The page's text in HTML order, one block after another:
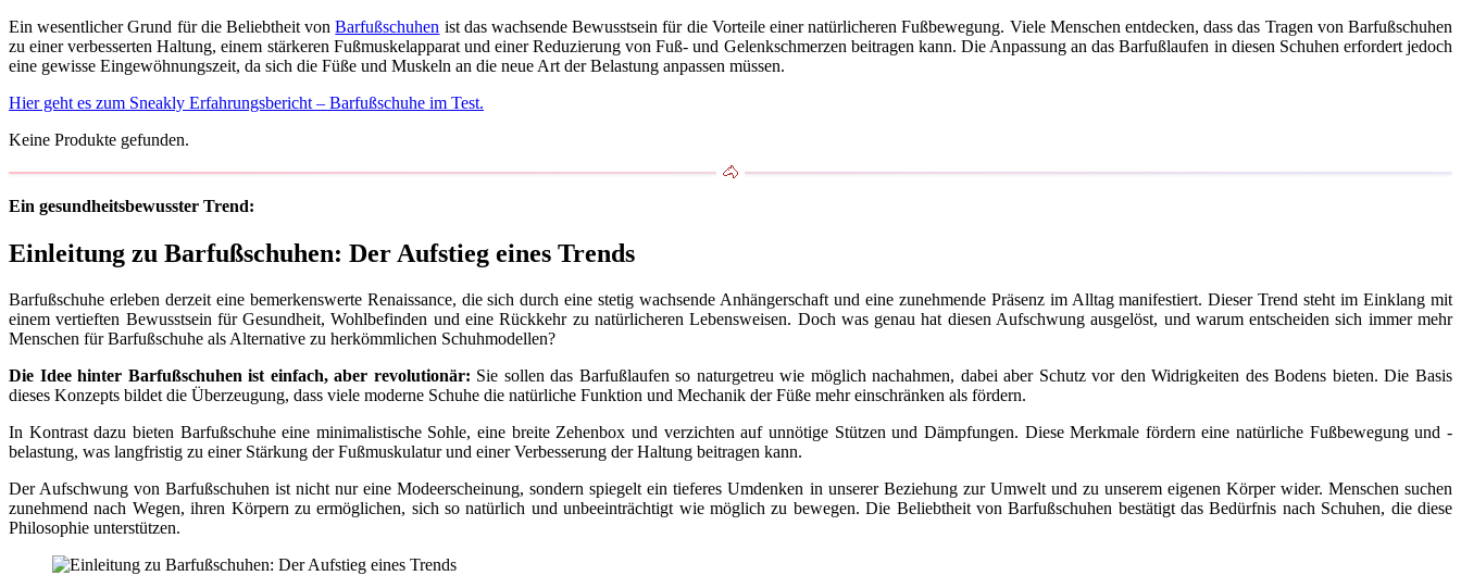
Ein wesentlicher Grund für die Beliebtheit vonBarfußschuhen ist das wachsende Bewusstsein für die Vorteile einer natürlicheren Fußbewegung. Viele Menschen entdecken, dass das Tragen von Barfußschuhen
zu einer verbesserten Haltung, einem stärkeren Fußmuskelapparat und einer Reduzierung von Fuß- und Gelenkschmerzen beitragen kann. Die Anpassung an das Barfußlaufen in diesen Schuhen erfordert jedoch
eine gewisse Eingewöhnungszeit, da sich die Füße und Muskeln an die neue Art der Belastung anpassen müssen.
Hier geht es zum Sneakly Erfahrungsbericht – Barfußschuhe im Test.
Keine Produkte gefunden.
Ein gesundheitsbewusster Trend:
Einleitung zu Barfußschuhen: Der Aufstieg eines Trends
Barfußschuhe erleben derzeit eine bemerkenswerte Renaissance, die sich durch eine stetig wachsende Anhängerschaft und eine zunehmende Präsenz im Alltag manifestiert. Dieser Trend steht im Einklang mit
einem vertieften Bewusstsein für Gesundheit, Wohlbefinden und eine Rückkehr zu natürlicheren Lebensweisen. Doch was genau hat diesen Aufschwung ausgelöst, und warum entscheiden sich immer mehr
Menschen für Barfußschuhe als Alternative zu herkömmlichen Schuhmodellen?
Die Idee hinter Barfußschuhen ist einfach, aber revolutionär: Sie sollen das Barfußlaufen so naturgetreu wie möglich nachahmen, dabei aber Schutz vor den Widrigkeiten des Bodens bieten. Die Basis
dieses Konzepts bildet die Überzeugung, dass viele moderne Schuhe die natürliche Funktion und Mechanik der Füße mehr einschränken als fördern.
In Kontrast dazu bieten Barfußschuhe eine minimalistische Sohle, eine breite Zehenbox und verzichten auf unnötige Stützen und Dämpfungen. Diese Merkmale fördern eine natürliche Fußbewegung und -
belastung, was langfristig zu einer Stärkung der Fußmuskulatur und einer Verbesserung der Haltung beitragen kann.
Der Aufschwung von Barfußschuhen ist nicht nur eine Modeerscheinung, sondern spiegelt ein tieferes Umdenken in unserer Beziehung zur Umwelt und zu unserem eigenen Körper wider. Menschen suchen
zunehmend nach Wegen, ihren Körpern zu ermöglichen, sich so natürlich und unbeeinträchtigt wie möglich zu bewegen. Die Beliebtheit von Barfußschuhen bestätigt das Bedürfnis nach Schuhen, die diese
Philosophie unterstützen.